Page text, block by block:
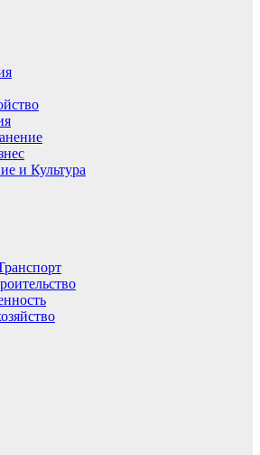
и Культура